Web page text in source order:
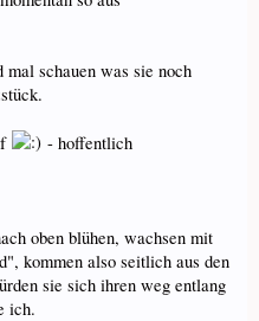
schauen was sie noch
- hoffentlich
oben blühen, wachsen mit
kommen also seitlich aus den
sie sich ihren weg entlang
ich.